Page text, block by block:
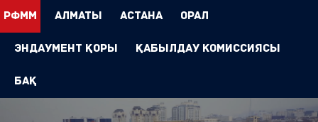
РФММ Алматы Астана Орал
Эндаумент Қоры Қабылдау комиссиясы
БАҚ